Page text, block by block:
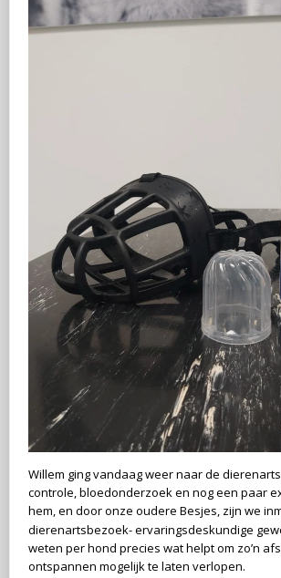
Willem ging vandaag weer naar de
controle, bloedonderzoek en nog een paar
hem, en door onze oudere Besjes, zijn we
dierenartsbezoek- ervaringsdeskundige
weten per hond precies wat helpt om zo’n
ontspannen mogelijk te laten verlopen.